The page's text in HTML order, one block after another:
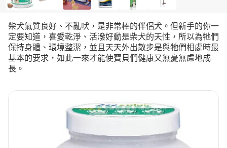
柴犬氣質良好、不亂吠，是非常棒的伴侶犬。但新手的你一
定要知道，喜愛乾淨、活潑好動是柴犬的天性，所以為牠們
保持身體、環境整潔，並且天天外出散步是與牠們相處時最
基本的要求，如此一來才能使寶貝們健康又無憂無慮地成
長。